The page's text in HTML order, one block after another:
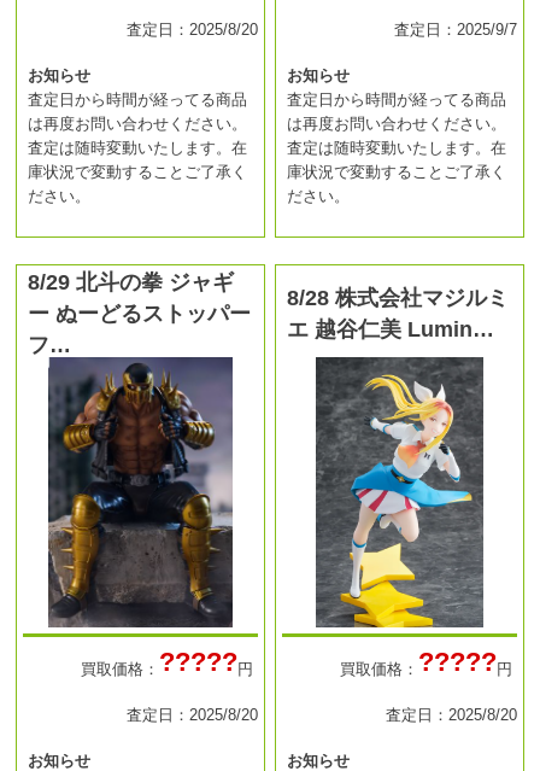
査定日：2025/8/20
お知らせ
査定日から時間が経ってる商品
は再度お問い合わせください。
査定は随時変動いたします。在
庫状況で変動することご了承く
ださい。
査定日：2025/9/7
お知らせ
査定日から時間が経ってる商品
は再度お問い合わせください。
査定は随時変動いたします。在
庫状況で変動することご了承く
ださい。
8/29 北斗の拳 ジャギ
ー ぬーどるストッパー
フ…
買取価格： ?????円
査定日：2025/8/20
お知らせ
8/28 株式会社マジルミ
エ 越谷仁美 Lumin…
買取価格： ?????円
査定日：2025/8/20
お知らせ